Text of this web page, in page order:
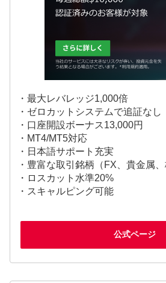
・最大レバレッジ1,000倍
・ゼロカットシステムで追証なし
・口座開設ボーナス13,000円
・MT4/MT5対応
・日本語サポート充実
・豊富な取引銘柄（FX、貴金属、
・ロスカット水準20%
・スキャルピング可能
公式ページ